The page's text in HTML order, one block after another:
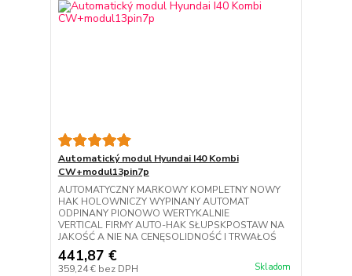
Automatický modul Hyundai I40 Kombi
CW+modul13pin7p
AUTOMATYCZNY MARKOWY KOMPLETNY NOWY
HAK HOLOWNICZY WYPINANY AUTOMAT
ODPINANY PIONOWO WERTYKALNIE
VERTICAL FIRMY AUTO-HAK SŁUPSKPOSTAW NA
JAKOŚĆ A NIE NA CENĘSOLIDNOŚĆ I TRWAŁOŚ
441,87 €
359,24 € bez DPH Skladom